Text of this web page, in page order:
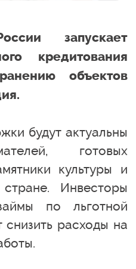
запускает
кредитования
объектов
будут актуальны
готовых
культуры и
Инвесторы
по льготной
снизить расходы на